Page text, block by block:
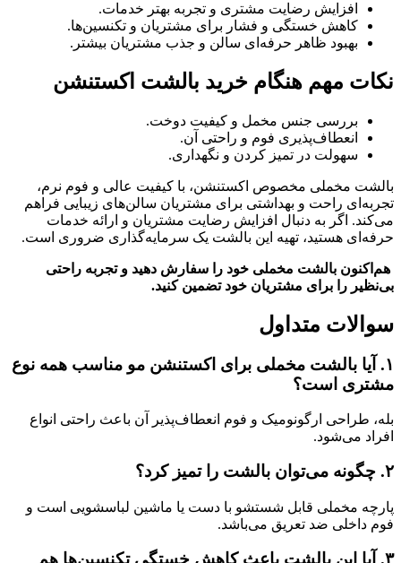
افزایش رضایت مشتری و تجربه بهتر خدمات.
کاهش خستگی و فشار برای مشتریان و تکنسین‌ها.
بهبود ظاهر حرفه‌ای سالن و جذب مشتریان بیشتر.
نکات مهم هنگام خرید بالشت اکستنشن
بررسی جنس مخمل و کیفیت دوخت.
انعطاف‌پذیری فوم و راحتی آن.
سهولت در تمیز کردن و نگهداری.
بالشت مخملی مخصوص اکستنشن، با کیفیت عالی و فوم نرم،
تجربه‌ای راحت و بهداشتی برای مشتریان سالن‌های زیبایی فراهم
می‌کند. اگر به دنبال افزایش رضایت مشتریان و ارائه خدمات
حرفه‌ای هستید، تهیه این بالشت یک سرمایه‌گذاری ضروری است.
هم‌اکنون بالشت مخملی خود را سفارش دهید و تجربه راحتی
بی‌نظیر را برای مشتریان خود تضمین کنید.
سوالات متداول
۱. آیا بالشت مخملی برای اکستنشن مو مناسب همه نوع
مشتری است؟
بله، طراحی ارگونومیک و فوم انعطاف‌پذیر آن باعث راحتی انواع
افراد می‌شود.
۲. چگونه می‌توان بالشت را تمیز کرد؟
پارچه مخملی قابل شستشو با دست یا ماشین لباسشویی است و
فوم داخلی ضد تعریق می‌باشد.
۳. آیا این بالشت باعث کاهش خستگی تکنسین‌ها هم